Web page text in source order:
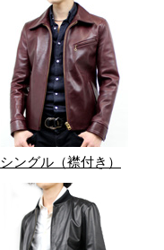
シングル（襟付き）